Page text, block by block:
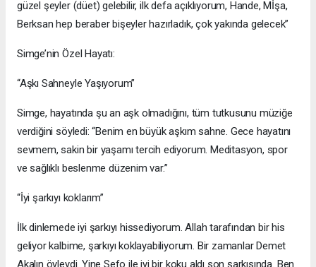
güzel şeyler (düet) gelebilir, ilk defa açıklıyorum, Hande, Mİşa,
Berksan hep beraber bişeyler hazırladık, çok yakında gelecek”
Simge’nin Özel Hayatı:
“Aşkı Sahneyle Yaşıyorum”
Simge, hayatında şu an aşk olmadığını, tüm tutkusunu müziğe
verdiğini söyledi: “Benim en büyük aşkım sahne. Gece hayatını
sevmem, sakin bir yaşamı tercih ediyorum. Meditasyon, spor
ve sağlıklı beslenme düzenim var.”
“İyi şarkıyı koklarım”
İlk dinlemede iyi şarkıyı hissediyorum. Allah tarafından bir his
geliyor kalbime, şarkıyı koklayabiliyorum. Bir zamanlar Demet
Akalın öyleydi. Yine Sefo ile iyi bir koku aldı son şarkısında. Ben